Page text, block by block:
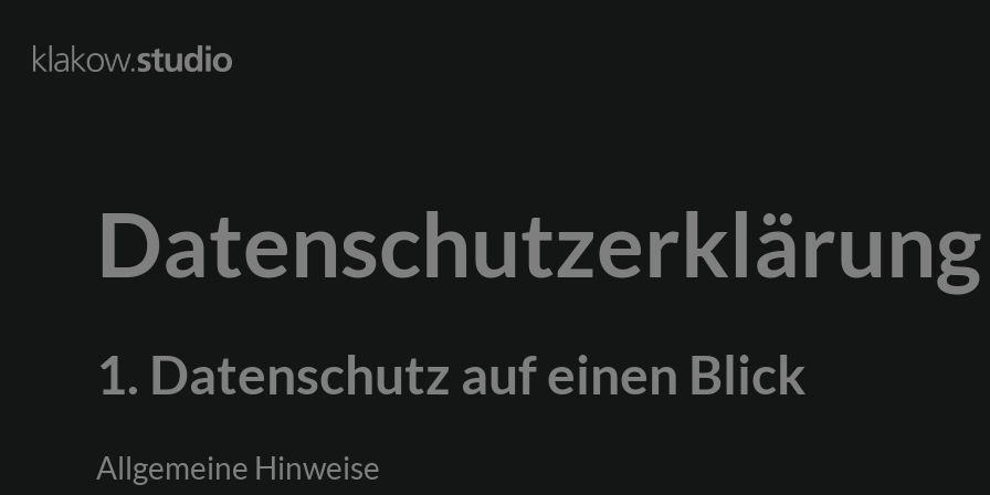
Business
Datenschutz­erklärung
1. Datenschutz auf einen Blick
Allgemeine Hinweise